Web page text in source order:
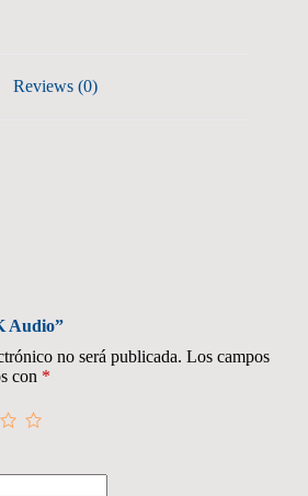
Reviews (0)
Audio”
no será publicada. Los campos
con *